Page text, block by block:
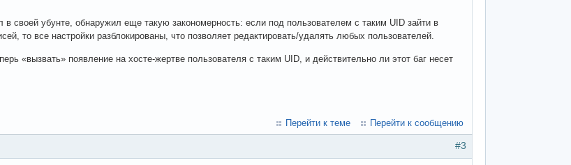
в своей убунте, обнаружил еще такую закономерность: если под пользователем с таким UID зайти в
то все настройки разблокированы, что позволяет редактировать/удалять любых пользователей.
«вызвать» появление на хосте-жертве пользователя с таким UID, и действительно ли этот баг несет
Перейти к теме Перейти к сообщению
#3